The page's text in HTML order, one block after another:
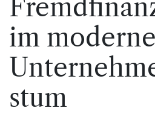
im
stum